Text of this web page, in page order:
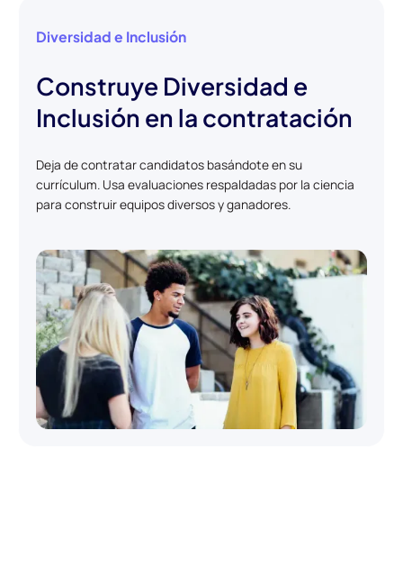
Diversidad e Inclusión
Construye Diversidad e
Inclusión en la contratación
Deja de contratar candidatos basándote en su
currículum. Usa evaluaciones respaldadas por la ciencia
para construir equipos diversos y ganadores.